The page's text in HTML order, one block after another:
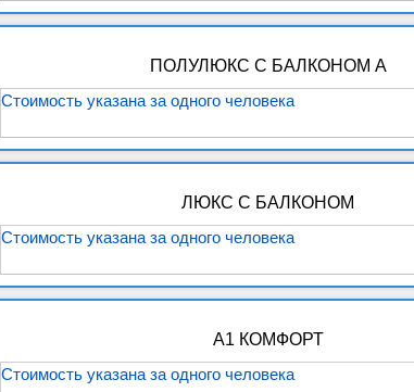
ПОЛУЛЮКС С БАЛКОНОМ А
Стоимость указана за одного человека
ЛЮКС С БАЛКОНОМ
Стоимость указана за одного человека
А1 КОМФОРТ
Стоимость указана за одного человека